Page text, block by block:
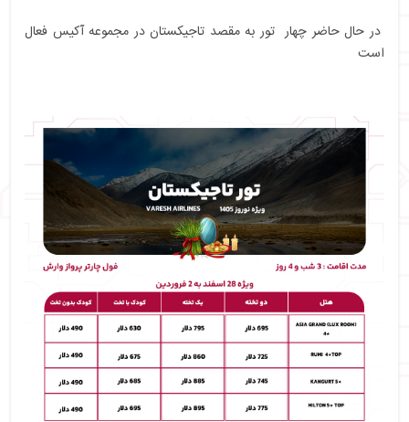
در حال حاضر چهار تور به مقصد تاجیکستان در مجموعه آکیس فعال
است